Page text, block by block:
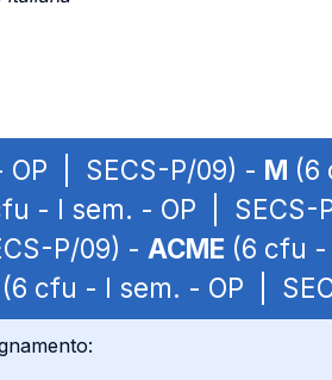
OP | SECS-P/09) - M (6
- I sem. - OP | SECS-
P/09) - ACME (6 cfu
(6 cfu - I sem. - OP |